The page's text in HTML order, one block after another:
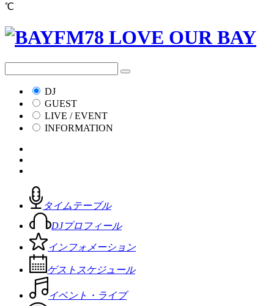
℃
DJ
GUEST
LIVE / EVENT
INFORMATION
タイムテーブル
DJプロフィール
インフォメーション
ゲストスケジュール
イベント・ライブ